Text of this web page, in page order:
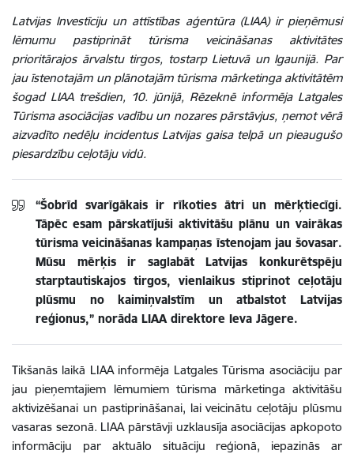
Latvijas Investīciju un attīstības aģentūra (LIAA) ir pieņēmusi
lēmumu pastiprināt tūrisma veicināšanas aktivitātes
prioritārajos ārvalstu tirgos, tostarp Lietuvā un Igaunijā. Par
jau īstenotajām un plānotajām tūrisma mārketinga aktivitātēm
šogad LIAA trešdien, 10. jūnijā, Rēzeknē informēja Latgales
Tūrisma asociācijas vadību un nozares pārstāvjus, ņemot vērā
aizvadīto nedēļu incidentus Latvijas gaisa telpā un pieaugušo
piesardzību ceļotāju vidū.
“Šobrīd svarīgākais ir rīkoties ātri un mērķtiecīgi.
Tāpēc esam pārskatījuši aktivitāšu plānu un vairākas
tūrisma veicināšanas kampaņas īstenojam jau šovasar.
Mūsu mērķis ir saglabāt Latvijas konkurētspēju
starptautiskajos tirgos, vienlaikus stiprinot ceļotāju
plūsmu no kaimiņvalstīm un atbalstot Latvijas
reģionus,” norāda LIAA direktore Ieva Jāgere.
Tikšanās laikā LIAA informēja Latgales Tūrisma asociāciju par
jau pieņemtajiem lēmumiem tūrisma mārketinga aktivitāšu
aktivizēšanai un pastiprināšanai, lai veicinātu ceļotāju plūsmu
vasaras sezonā. LIAA pārstāvji uzklausīja asociācijas apkopoto
informāciju par aktuālo situāciju reģionā, iepazinās ar